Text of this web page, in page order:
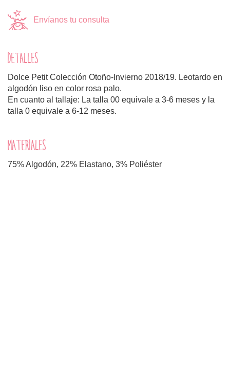
Envíanos tu consulta
DETALLES
Dolce Petit Colección Otoño-Invierno 2018/19. Leotardo en
algodón liso en color rosa palo.
En cuanto al tallaje: La talla 00 equivale a 3-6 meses y la
talla 0 equivale a 6-12 meses.
MATERIALES
75% Algodón, 22% Elastano, 3% Poliéster